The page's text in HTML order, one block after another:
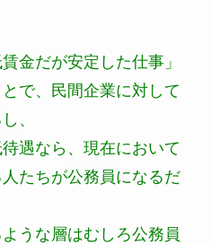
金だが安定した仕事」
で、民間企業に対して
、
遇なら、現在において
たちが公務員になるだ
うな層はむしろ公務員